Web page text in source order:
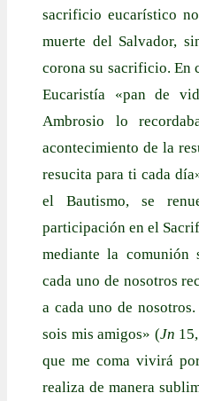
sacrificio eucarístico
muerte del Salvador,
corona su sacrificio. En
Eucaristía «pan de
Ambrosio lo
acontecimiento de la
resucita para ti cada
el Bautismo, se
participación en el
mediante la comunión
cada uno de nosotros
a cada uno de
sois mis amigos» (Jn
que me coma vivirá
realiza de manera